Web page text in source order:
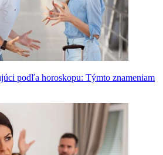
podľa horoskopu: Týmto znameniam